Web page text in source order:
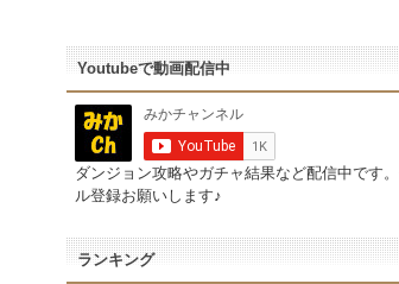
Youtubeで動画配信中
ダンジョン攻略やガチャ結果など配信中です
ル登録お願いします♪
ランキング